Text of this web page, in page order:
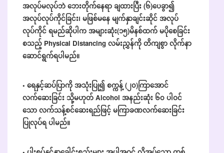
အလုပ်မလုပ်ဘဲ ဘေးတိုက်နေရာ ချထားပြီး (၆)ပေခွာ၍
အလုပ်လုပ်ကိုင်ခြင်း၊ မဖြစ်မနေ မျက်နှာချင်းဆိုင် အလုပ်
လုပ်ကိုင် ရမည်ဆိုပါက အများဆုံး(၁၅)မိနစ်ထက် မပိုစေခြင်း
စသည့် Physical Distancing လမ်းညွှန်ကို တိကျစွာ လိုက်နာ
ဆောင်ရွက်ရပါမည်။
• ရေနှင့်ဆပ်ပြာကို အသုံးပြု၍ စက္ကန့် (၂၀)ကြာအောင်
လက်ဆေးခြင်း သို့မဟုတ် Alcohol အနည်းဆုံး ၆၀ ပါဝင်
သော လက်သန့်စင်ဆေးရည်ဖြင့် မကြာခဏလက်ဆေးခြင်း
ပြုလုပ်ရ ပါမည်။